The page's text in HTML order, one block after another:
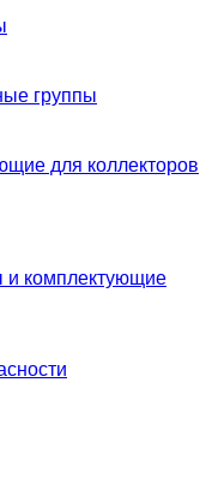
группы
для коллекторов
и комплектующие